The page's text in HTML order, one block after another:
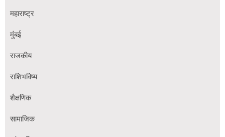
महाराष्ट्र
मुंबई
राजकीय
राशिभविष्य
शैक्षणिक
सामाजिक